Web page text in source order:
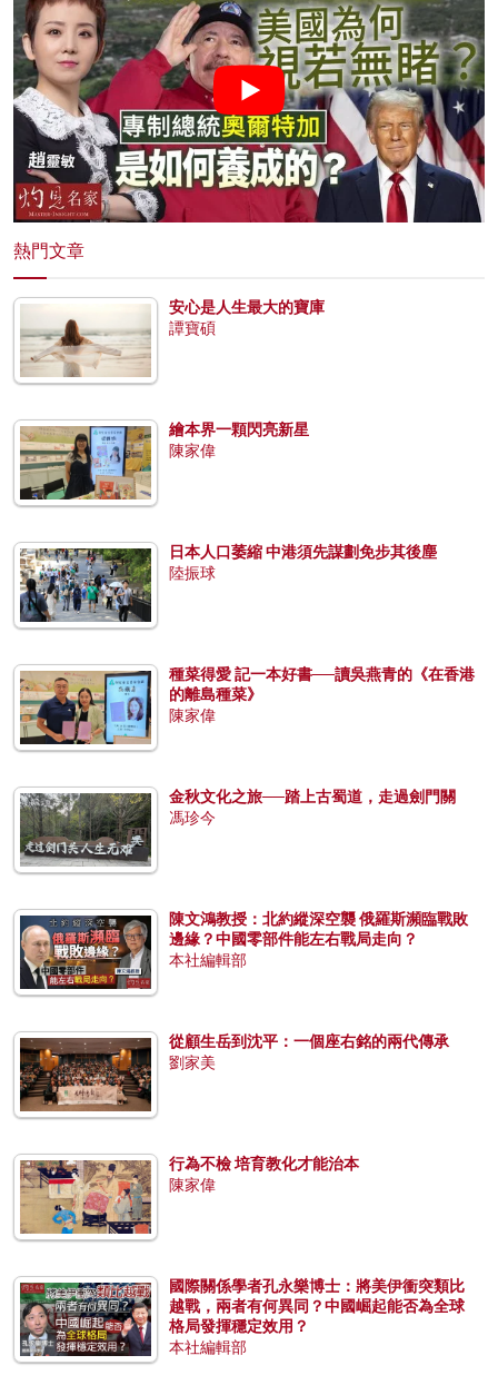
熱門文章
安心是人生最大的寶庫
譚寶碩
繪本界一顆閃亮新星
陳家偉
日本人口萎縮 中港須先謀劃免步其後塵
陸振球
種菜得愛 記一本好書──讀吳燕青的《在香港
的離島種菜》
陳家偉
金秋文化之旅──踏上古蜀道，走過劍門關
馮珍今
陳文鴻教授：北約縱深空襲 俄羅斯瀕臨戰敗
邊緣？中國零部件能左右戰局走向？
本社編輯部
從顧生岳到沈平：一個座右銘的兩代傳承
劉家美
行為不檢 培育教化才能治本
陳家偉
國際關係學者孔永樂博士：將美伊衝突類比
越戰，兩者有何異同？中國崛起能否為全球
格局發揮穩定效用？
本社編輯部